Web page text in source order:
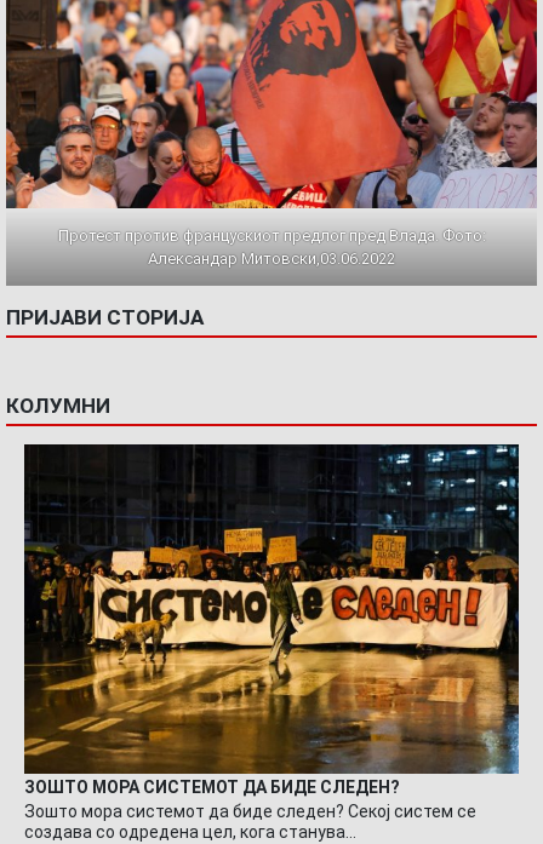
Протест против францускиот предлог пред Влада. Фото:
Александар Митовски,03.06.2022
ПРИЈАВИ СТОРИЈА
КОЛУМНИ
ЗОШТО МОРА СИСТЕМОТ ДА БИДЕ СЛЕДЕН?
Зошто мора системот да биде следен? Секој систем се
создава со одредена цел, кога станува…